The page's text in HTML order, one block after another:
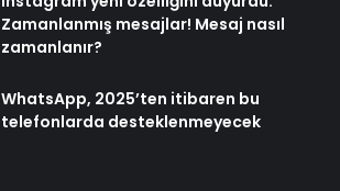
Zamanlanmış mesajlar! Mesaj nasıl
zamanlanır?
WhatsApp, 2025’ten itibaren bu
telefonlarda desteklenmeyecek